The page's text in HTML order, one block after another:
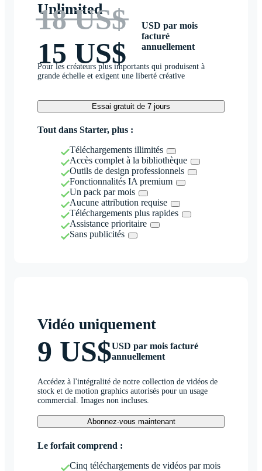
Unlimited
18 US$
15 US$
USD par mois
facturé
annuellement
Pour les créateurs plus importants qui produisent à
grande échelle et exigent une liberté créative
Essai gratuit de 7 jours
Tout dans Starter, plus :
Téléchargements illimités
Accès complet à la bibliothèque
Outils de design professionnels
Fonctionnalités IA premium
Un pack par mois
Aucune attribution requise
Téléchargements plus rapides
Assistance prioritaire
Sans publicités
Vidéo uniquement
9 US$USD par mois facturé
annuellement
Accédez à l'intégralité de notre collection de vidéos de
stock et de motion graphics autorisés pour un usage
commercial. Images non incluses.
Abonnez-vous maintenant
Le forfait comprend :
Cinq téléchargements de vidéos par mois